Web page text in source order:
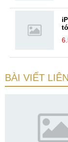
BÀI VIẾT